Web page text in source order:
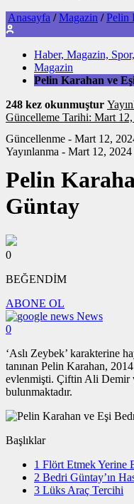
Anasayfa / Magazin / Pelin
Haber, Magazin,
Magazin
Pelin Karahan ve
248 kez okunmuştur
Güncelleme Tarihi: Mart
Güncellenme - Mart 12,
Yayınlanma - Mart 12,
Pelin
Güntay
0
BEĞENDİM
ABONE OL
News
0
‘Aslı Zeybek’ karakterine
tanınan Pelin Karahan,
evlenmişti. Çiftin Ali Demir
bulunmaktadır.
Başlıklar
1 Flört Etmek Yerine
2 Bedri Güntay’ın
3 Lüks Araç Tercihi